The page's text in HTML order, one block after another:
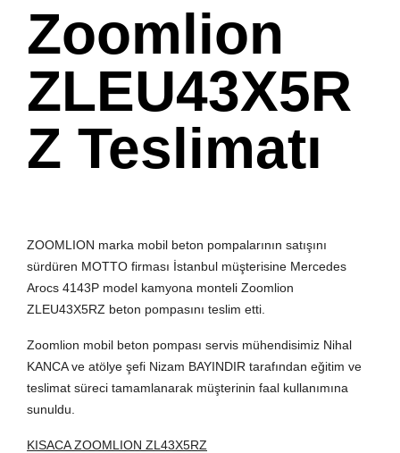
Zoomlion
ZLEU43X5R
Z Teslimatı
ZOOMLION marka mobil beton pompalarının satışını
sürdüren MOTTO firması İstanbul müşterisine Mercedes
Arocs 4143P model kamyona monteli Zoomlion
ZLEU43X5RZ beton pompasını teslim etti.
Zoomlion mobil beton pompası servis mühendisimiz Nihal
KANCA ve atölye şefi Nizam BAYINDIR tarafından eğitim ve
teslimat süreci tamamlanarak müşterinin faal kullanımına
sunuldu.
KISACA ZOOMLION ZL43X5RZ